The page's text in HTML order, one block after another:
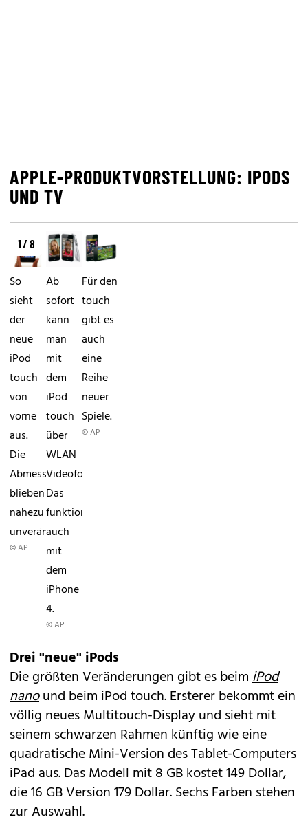
APPLE-PRODUKTVORSTELLUNG: IPODS
UND TV
1 / 8
So
sieht
der
neue
iPod
touch
von
vorne
aus.
Die
Abmessungen
blieben
nahezu
unverändert.
© AP
Ab
sofort
kann
man
mit
dem
iPod
touch
über
WLAN
Videofonieren.
Das
funktioniert
auch
mit
dem
iPhone
4.
© AP
Für den
touch
gibt es
auch
eine
Reihe
neuer
Spiele.
© AP
Drei "neue" iPods
Die größten Veränderungen gibt es beimiPod
nanound beim iPod touch. Ersterer bekommt ein
völlig neues Multitouch-Display und sieht mit
seinem schwarzen Rahmen künftig wie eine
quadratische Mini-Version des Tablet-Computers
iPad aus. Das Modell mit 8 GB kostet 149 Dollar,
die 16 GB Version 179 Dollar. Sechs Farben stehen
zur Auswahl.